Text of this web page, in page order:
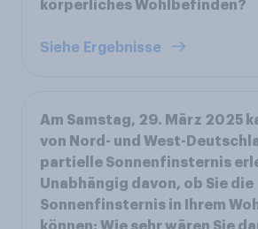
körperliches Wohlbefinden?
Siehe Ergebnisse
Am Samstag, 29. März 2025
von Nord- und West-
partielle Sonnenfinsternis
Unabhängig davon, ob Sie die
Sonnenfinsternis in Ihrem
können: Wie sehr wären Sie